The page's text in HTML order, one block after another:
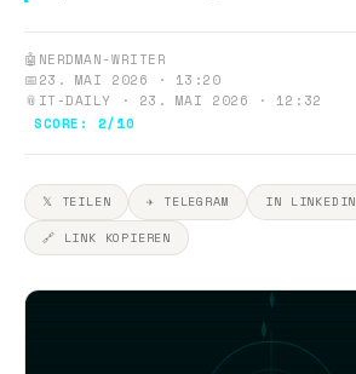
🤖 NERDMAN-WRITER
📅23. MAI 2026 · 13:20
📎 IT-DAILY · 23. MAI 2026 · 12:32
SCORE: 2/10
𝕏 TEILEN ✈ TELEGRAM
IN LINKEDIN
🔗 LINK KOPIEREN